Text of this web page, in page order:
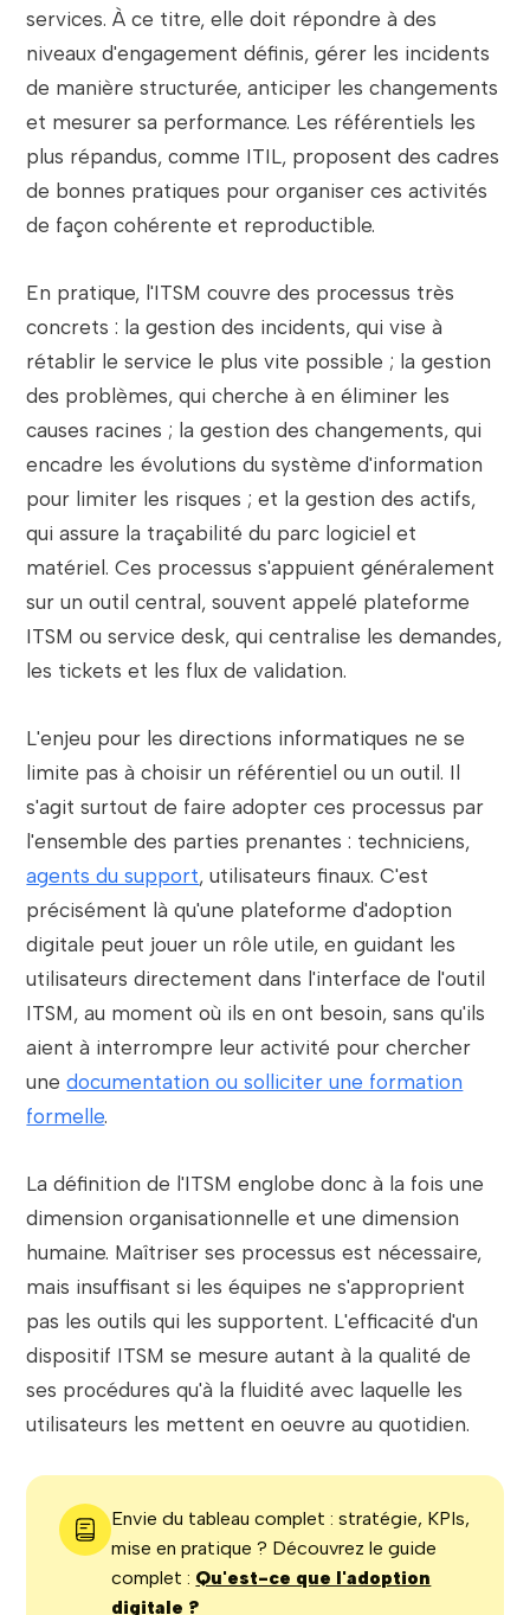
services. À ce titre, elle doit répondre à des
niveaux d'engagement définis, gérer les incidents
de manière structurée, anticiper les changements
et mesurer sa performance. Les référentiels les
plus répandus, comme ITIL, proposent des cadres
de bonnes pratiques pour organiser ces activités
de façon cohérente et reproductible.
En pratique, l'ITSM couvre des processus très
concrets : la gestion des incidents, qui vise à
rétablir le service le plus vite possible ; la gestion
des problèmes, qui cherche à en éliminer les
causes racines ; la gestion des changements, qui
encadre les évolutions du système d'information
pour limiter les risques ; et la gestion des actifs,
qui assure la traçabilité du parc logiciel et
matériel. Ces processus s'appuient généralement
sur un outil central, souvent appelé plateforme
ITSM ou service desk, qui centralise les demandes,
les tickets et les flux de validation.
L'enjeu pour les directions informatiques ne se
limite pas à choisir un référentiel ou un outil. Il
s'agit surtout de faire adopter ces processus par
l'ensemble des parties prenantes : techniciens,
agents du support, utilisateurs finaux. C'est
précisément là qu'une plateforme d'adoption
digitale peut jouer un rôle utile, en guidant les
utilisateurs directement dans l'interface de l'outil
ITSM, au moment où ils en ont besoin, sans qu'ils
aient à interrompre leur activité pour chercher
unedocumentation ou solliciter une formation
formelle.
La définition de l'ITSM englobe donc à la fois une
dimension organisationnelle et une dimension
humaine. Maîtriser ses processus est nécessaire,
mais insuffisant si les équipes ne s'approprient
pas les outils qui les supportent. L'efficacité d'un
dispositif ITSM se mesure autant à la qualité de
ses procédures qu'à la fluidité avec laquelle les
utilisateurs les mettent en oeuvre au quotidien.
Envie du tableau complet : stratégie, KPIs,
mise en pratique ? Découvrez le guide
complet : Qu'est-ce que l'adoption
digitale ?